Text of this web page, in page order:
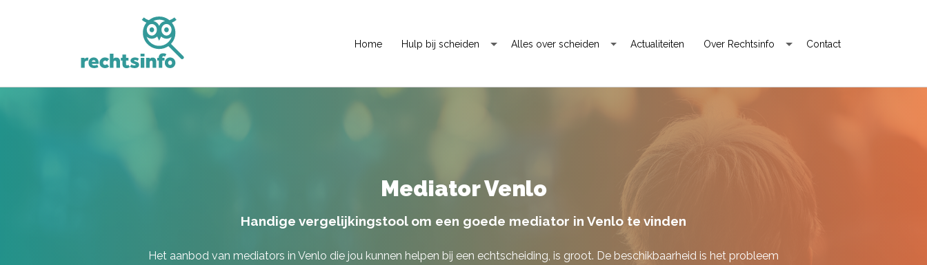
Home Hulp bij scheiden Alles over scheiden Actualiteiten Over Rechtsinfo Contact
Mediator Venlo
Handige vergelijkingstool om een goede mediator in Venlo te vinden
Het aanbod van mediators in Venlo die jou kunnen helpen bij een echtscheiding, is groot. De beschikbaarheid is het probleem